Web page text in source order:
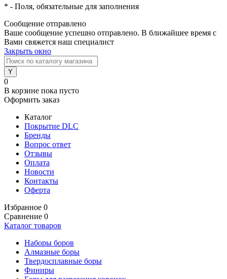
* - Поля, обязательные для заполнения
Сообщение отправлено
Ваше сообщение успешно отправлено. В ближайшее время с
Вами свяжется наш специалист
Закрыть окно
0
В корзине пока пусто
Оформить заказ
Каталог
Покрытие DLC
Бренды
Вопрос ответ
Отзывы
Оплата
Новости
Контакты
Оферта
Избранное 0
Сравнение 0
Каталог товаров
Наборы боров
Алмазные боры
Твердосплавные боры
Финиры